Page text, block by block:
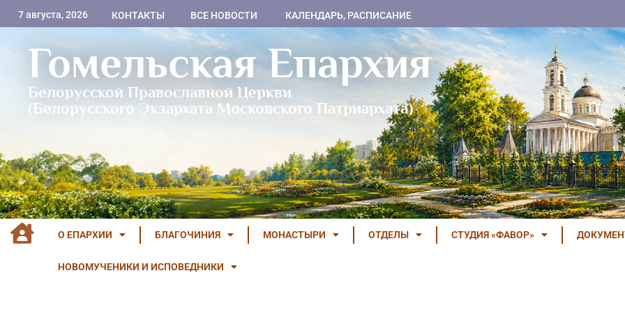
7 августа, 2026 КОНТАКТЫ ВСЕ НОВОСТИ КАЛЕНДАРЬ, РАСПИСАНИЕ
Гомельская Епархия
Белорусской Православной Церкви
(Белорусского Экзархата Московского Патриархата)
О ЕПАРХИИ БЛАГОЧИНИЯ МОНАСТЫРИ ОТДЕЛЫ СТУДИЯ «ФАВОР»
НОВОМУЧЕНИКИ И ИСПОВЕДНИКИ